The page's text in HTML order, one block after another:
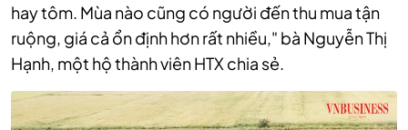
hay tôm. Mùa nào cũng có người đến thu mua tận
ruộng, giá cả ổn định hơn rất nhiều," bà Nguyễn Thị
Hạnh, một hộ thành viên HTX chia sẻ.